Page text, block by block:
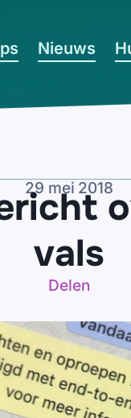
Nieuws
29 mei 2018
vals
Delen